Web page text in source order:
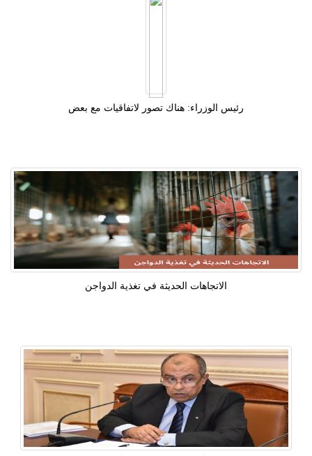
رئيس الوزراء: هناك تصور لاتفاقيات مع بعض
الاتجاهات الحديثة في تغذية الدواجن